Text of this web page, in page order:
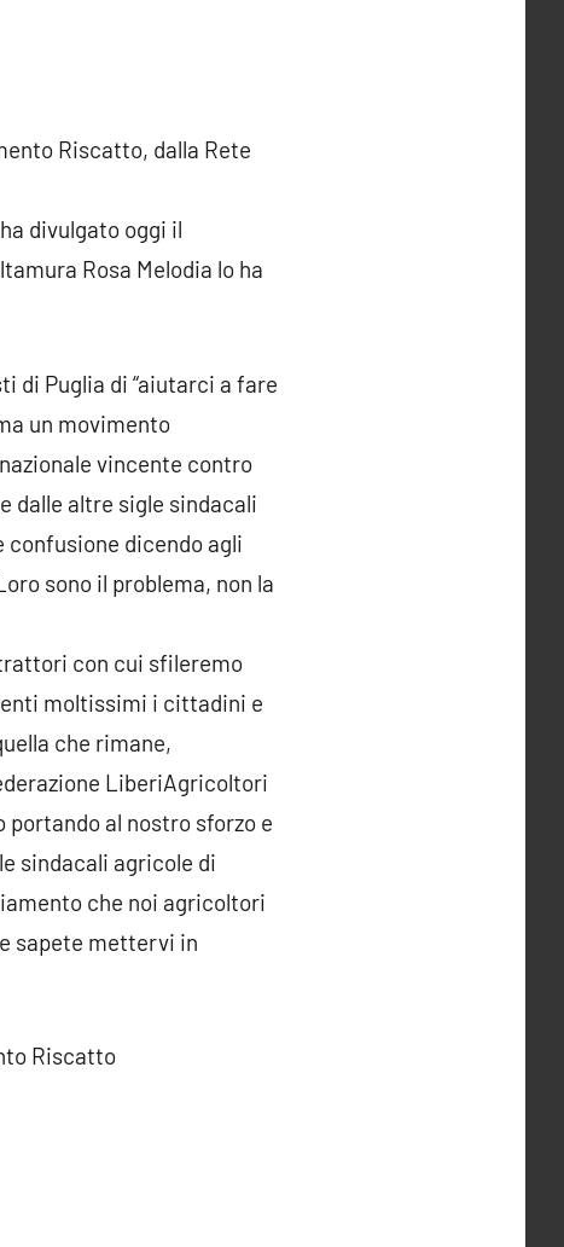
Riscatto, dalla Rete
divulgato oggi il
Rosa Melodia lo ha
di Puglia di “aiutarci a fare
un movimento
vincente contro
dalle altre sigle sindacali
dicendo agli
sono il problema, non la
con cui sfileremo
moltissimi i cittadini e
che rimane,
LiberiAgricoltori
al nostro sforzo e
sindacali agricole di
che noi agricoltori
sapete mettervi in
Riscatto